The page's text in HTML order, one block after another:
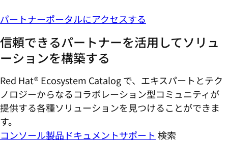
パートナーポータルにアクセスする
信頼できるパートナーを活用してソリュ
ーションを構築する
Red Hat® Ecosystem Catalog で、エキスパートとテク
ノロジーからなるコラボレーション型コミ​ュニティが
提供する各種ソリューションを見つけることができま
す。
コンソール製品ドキュメントサポート 検索